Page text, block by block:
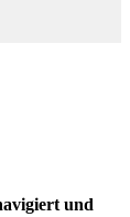
und